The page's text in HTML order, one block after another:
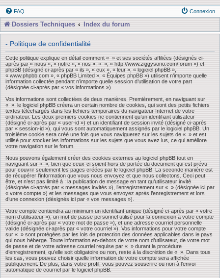
FAQ Connexion
Dossiers Techniques Index du forum
- Politique de confidentialité
Cette politique explique en détail comment « » et ses sociétés affiliées (désignés ci-
après par « nous », « notre », « nos », « », « http://www.ziggysono.com/forum ») et
phpBB (désigné ci-après par « ils », « eux », « leur », « logiciel phpBB »,
« www.phpbb.com », « phpBB Limited », « Équipes phpBB ») utilisent n’importe quelle
information collectée pendant n’importe quelle session d’utilisation de votre part
(désignée ci-après par « vos informations »).
Vos informations sont collectées de deux manières. Premièrement, en naviguant sur
« », le logiciel phpBB créera un certain nombre de cookies, qui sont des petits fichiers
textes téléchargés dans les fichiers temporaires du navigateur Internet de votre
ordinateur. Les deux premiers cookies ne contiennent qu’un identifiant utilisateur
(désigné ci-après par « user-id ») et un identifiant de session invité (désigné ci-après
par « session-id »), qui vous sont automatiquement assignés par le logiciel phpBB. Un
troisième cookie sera créé une fois que vous naviguerez sur les sujets de « » et est
utilisé pour stocker les informations sur les sujets que vous avez lus, ce qui améliore
votre navigation sur le forum.
Nous pouvons également créer des cookies externes au logiciel phpBB tout en
naviguant sur « », bien que ceux-ci soient hors de portée du document qui est prévu
pour couvrir seulement les pages créées par le logiciel phpBB. La seconde manière est
de récupérer l’information que vous nous envoyez et que nous collectons. Ceci peut
être, et n’est pas limité à : la publication de message en tant qu’utilisateur invité
(désignée ci-après par « messages invités »), l’enregistrement sur « » (désignée ici par
« votre compte ») et les messages que vous envoyez après l’enregistrement et lors
d’une connexion (désignés ici par « vos messages »).
Votre compte contiendra au minimum un identifiant unique (désigné ci-après par « votre
nom d’utilisateur »), un mot de passe personnel utilisé pour la connexion à votre compte
(désigné ci-après par « votre mot de passe »), et une adresse courriel personnelle
valide (désignée ci-après par « votre courriel »). Vos informations pour votre compte
sur « » sont protégées par les lois de protection des données applicables dans le pays
qui nous héberge. Toute information en-dehors de votre nom d’utilisateur, de votre mot
de passe et de votre adresse courriel requise par « » durant la procédure
d’enregistrement, qu’elle soit obligatoire ou non, reste à la discrétion de « ». Dans tous
les cas, vous pouvez choisir quelle information de votre compte sera affichée
publiquement. De plus, dans votre profil, vous pouvez souscrire ou non à l’envoi
automatique de courriel par le logiciel phpBB.